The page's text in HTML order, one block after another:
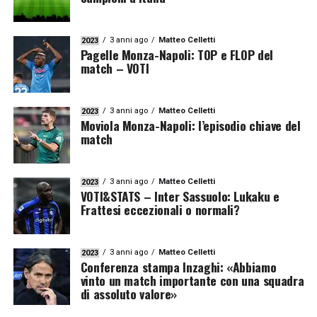
2023 3 anni ago Matteo Celletti
Pagelle Monza-Napoli: TOP e FLOP del
match – VOTI
2023 3 anni ago Matteo Celletti
Moviola Monza-Napoli: l’episodio chiave del
match
2023 3 anni ago Matteo Celletti
VOTI&STATS – Inter Sassuolo: Lukaku e
Frattesi eccezionali o normali?
2023 3 anni ago Matteo Celletti
Conferenza stampa Inzaghi: «Abbiamo
vinto un match importante con una squadra
di assoluto valore»